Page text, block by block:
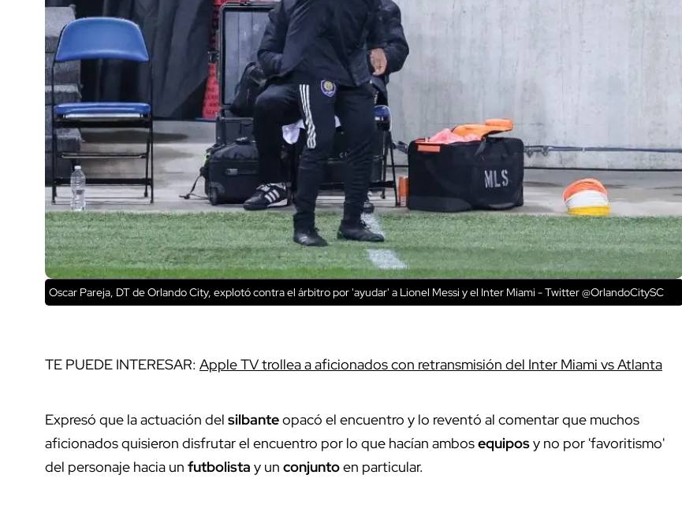
Oscar Pareja, DT de Orlando City, explotó contra el árbitro por 'ayudar' a Lionel Messi y el Inter Miami - Twitter @OrlandoCitySC
TE PUEDE INTERESAR: Apple TV trollea a aficionados con retransmisión del Inter Miami vs Atlanta
Expresó que la actuación del silbanteopacó el encuentro y lo reventó al comentar que muchos
aficionados quisieron disfrutar el encuentro por lo que hacían ambosequiposy no por 'favoritismo'
del personaje hacia un futbolista y un conjuntoen particular.